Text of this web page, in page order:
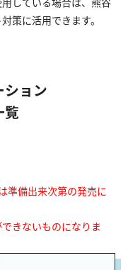
策に活用できます。
ション
覧
準備出来次第の発売に
きないものになりま